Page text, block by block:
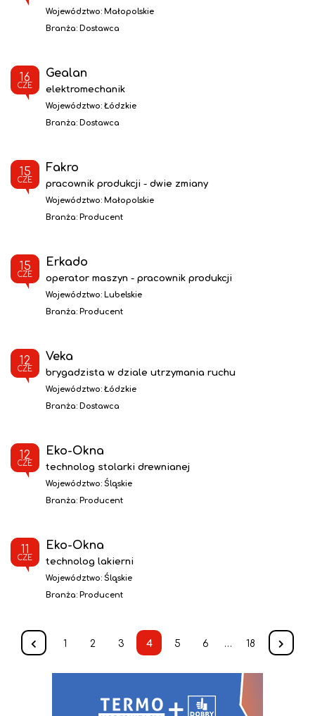
Województwo: Małopolskie
Branża: Dostawca
16
CZE
Gealan
elektromechanik
Województwo: Łódzkie
Branża: Dostawca
15
CZE
Fakro
pracownik produkcji - dwie zmiany
Województwo: Małopolskie
Branża: Producent
15
CZE
Erkado
operator maszyn - pracownik produkcji
Województwo: Lubelskie
Branża: Producent
12
CZE
Veka
brygadzista w dziale utrzymania ruchu
Województwo: Łódzkie
Branża: Dostawca
12
CZE
Eko-Okna
technolog stolarki drewnianej
Województwo: Śląskie
Branża: Producent
11
CZE
Eko-Okna
technolog lakierni
Województwo: Śląskie
Branża: Producent
1 2 3 4 5 6 … 18